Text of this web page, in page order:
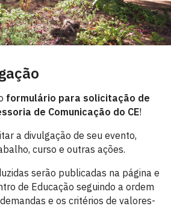
formulário para solicitação de
de Comunicação do CE!
a divulgação de seu evento,
curso e outras ações.
serão publicadas na página e
de Educação seguindo a ordem
e os critérios de valores-